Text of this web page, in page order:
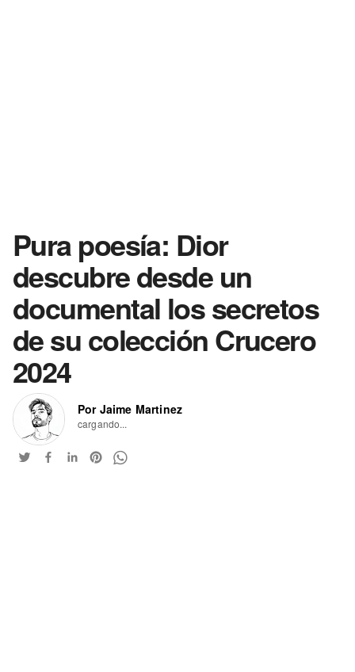
Pura poesía: Dior
descubre desde un
documental los secretos
de su colección Crucero
2024
Por Jaime Martinez
cargando...